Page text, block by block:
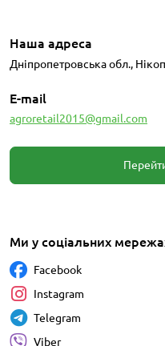
Наша адреса
Дніпропетровська обл.,
E-mail
agroretail2015@gmail.com
Ми у соціальних
Facebook
Instagram
Telegram
Viber